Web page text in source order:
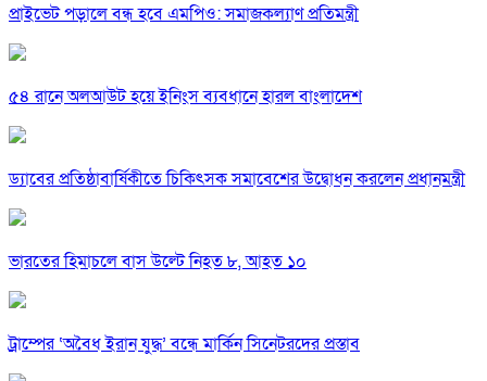
প্রাইভেট পড়ালে বন্ধ হবে এমপিও: সমাজকল্যাণ প্রতিমন্ত্রী
৫৪ রানে অলআউট হয়ে ইনিংস ব্যবধানে হারল বাংলাদেশ
ড্যাবের প্রতিষ্ঠাবার্ষিকীতে চিকিৎসক সমাবেশের উদ্বোধন করলেন প্রধানমন্ত্রী
ভারতের হিমাচলে বাস উল্টে নিহত ৮, আহত ১০
ট্রাম্পের ‘অবৈধ ইরান যুদ্ধ’ বন্ধে মার্কিন সিনেটরদের প্রস্তাব